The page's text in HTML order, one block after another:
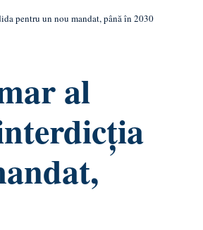
pentru un nou mandat, până în 2030
al